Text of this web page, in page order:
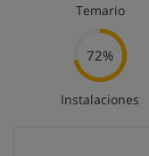
Temario
72%
Instalaciones